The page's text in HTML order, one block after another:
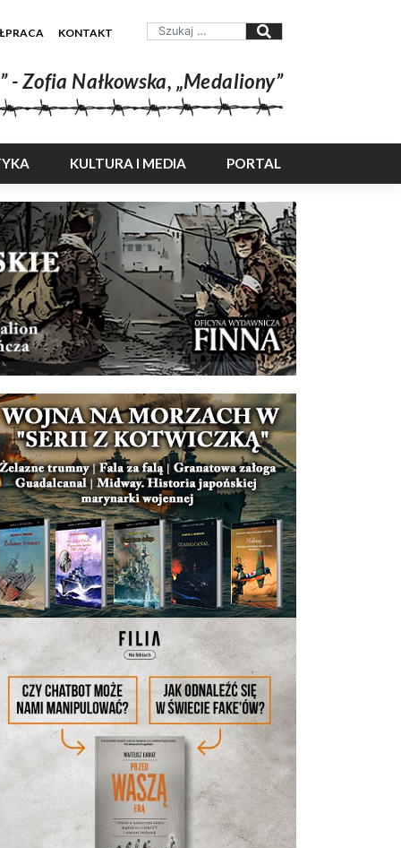
KONTAKT
Zofia Nałkowska, „Medaliony”
KULTURA I MEDIA PORTAL